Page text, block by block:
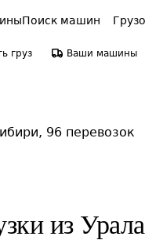
Поиск машин
груз Ваши машины
96 перевозок
из